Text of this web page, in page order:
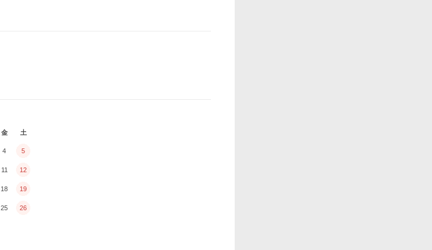
金 土
4 5
11 12
18 19
25 26